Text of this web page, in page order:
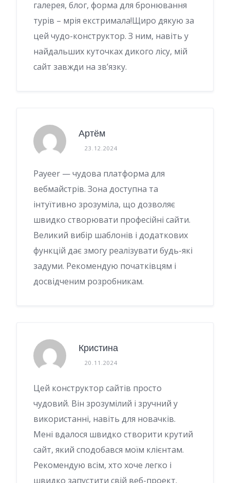
галерея, блог, форма для бронювання
турів – мрія екстримала!Щиро дякую за
цей чудо-конструктор. З ним, навіть у
найдальших куточках дикого лісу, мій
сайт завжди на зв’язку.
Артём
23.12.2024
Payeer — чудова платформа для
вебмайстрів. Зона доступна та
інтуїтивно зрозуміла, що дозволяє
швидко створювати професійні сайти.
Великий вибір шаблонів і додаткових
функцій дає змогу реалізувати будь-які
задуми. Рекомендую початківцям і
досвідченим розробникам.
Кристина
20.11.2024
Цей конструктор сайтів просто
чудовий. Він зрозумілий і зручний у
використанні, навіть для новачків.
Мені вдалося швидко створити крутий
сайт, який сподобався моїм клієнтам.
Рекомендую всім, хто хоче легко і
швидко запустити свій веб-проект.